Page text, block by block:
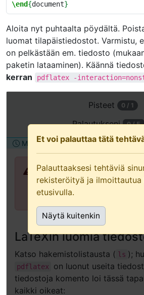
\end{document}
Aloita nyt puhtaalta pöydältä.
luomat tilapäistiedostot. Varmistu,
on pelkästään em. tiedosto
paketin lataaminen). Käännä
kerran
pdflatex -
tehtävä
uudessa
välilehdessä
näppäimistön
avustavan
teknologian
käyttäjille)
Et voi palauttaa tätä
Palauttaaksesi tehtäviä
rekisteröityä ja ilmoittautua
etusivulla.
Näytä kuitenkin
Pisteet 0 / 1
Palautukseni 0 / 5
Määräaika torstai 2.7.2026 12:00
Palauttaaksesi tehtäviä
rekisteröityä ja
etusivulla.
LaTeXin luomia
Katso hakemistolistausta ( ls );
pdflatex
on luonut useita
tiedostoja komento loi tässä
kaikki oikeat: